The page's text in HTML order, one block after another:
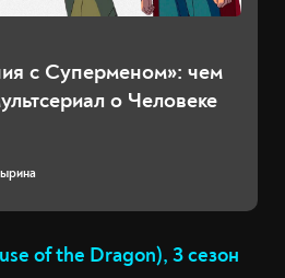
с Суперменом‎»: чем
о Человеке
of the Dragon), 3 сезон